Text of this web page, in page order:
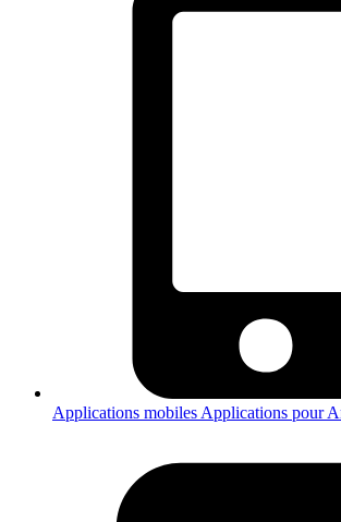
Applications mobiles Applications pour